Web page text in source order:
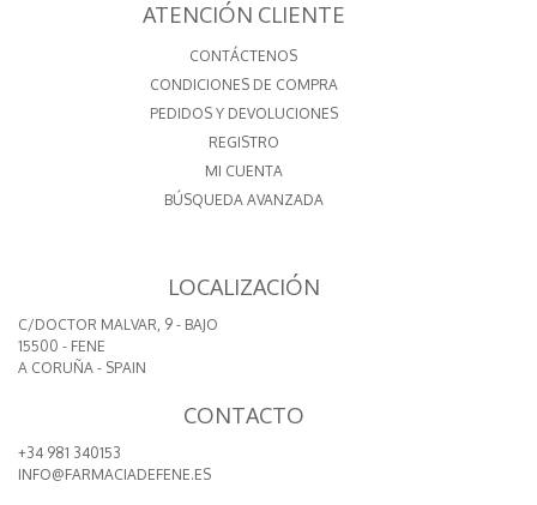
ATENCIÓN CLIENTE
CONTÁCTENOS
CONDICIONES DE COMPRA
PEDIDOS Y DEVOLUCIONES
REGISTRO
MI CUENTA
BÚSQUEDA AVANZADA
LOCALIZACIÓN
C/DOCTOR MALVAR, 9 - BAJO
15500 - FENE
A CORUÑA - SPAIN
CONTACTO
+34 981 340153
INFO@FARMACIADEFENE.ES